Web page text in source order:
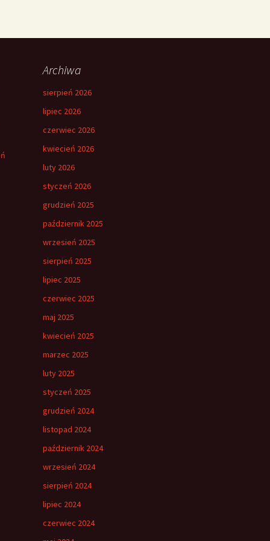
Archiwa
sierpień 2026
lipiec 2026
czerwiec 2026
kwiecień 2026
luty 2026
styczeń 2026
grudzień 2025
październik 2025
wrzesień 2025
sierpień 2025
lipiec 2025
czerwiec 2025
maj 2025
kwiecień 2025
marzec 2025
luty 2025
styczeń 2025
grudzień 2024
listopad 2024
październik 2024
wrzesień 2024
sierpień 2024
lipiec 2024
czerwiec 2024